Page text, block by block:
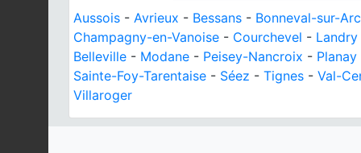
Aussois - Avrieux - Bessans - Bonneval-sur-Arc
Champagny-en-Vanoise - Courchevel - Landry
Belleville - Modane - Peisey-Nancroix - Planay
Sainte-Foy-Tarentaise - Séez - Tignes - Val-
Villaroger